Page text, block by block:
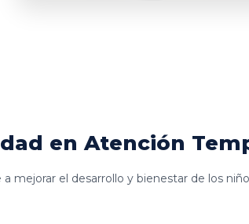
en Atención
el desarrollo y bienestar de los